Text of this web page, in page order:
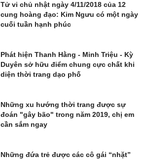
Tử vi chủ nhật ngày 4/11/2018 của 12
cung hoàng đạo: Kim Ngưu có một ngày
cuối tuần hạnh phúc
Phát hiện Thanh Hằng - Minh Triệu - Kỳ
Duyên sở hữu điểm chung cực chất khi
diện thời trang dạo phố
Những xu hướng thời trang được sự
đoán "gây bão" trong năm 2019, chị em
cần sắm ngay
Những đứa trẻ được các cô gái “nhặt”